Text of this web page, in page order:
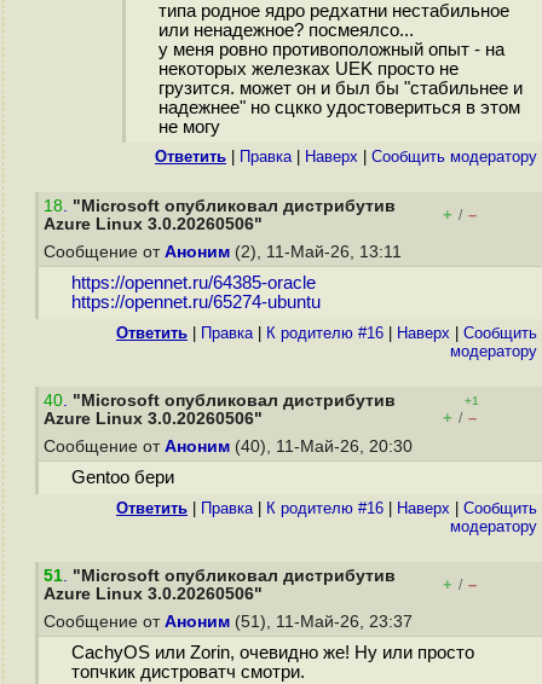
типа родное ядро редхатни нестабильное
или ненадежное? посмеялсо...
у меня ровно противоположный опыт - на
некоторых железках UEK просто не
грузится. может он и был бы "стабильнее и
надежнее" но сцкко удостовериться в этом
не могу
Ответить Правка| Наверх Cообщить модератору
18. "Microsoft опубликовал дистрибутив
Azure Linux 3.0.20260506"
+ / –
Сообщение от Аноним (2), 11-Май-26, 13:11
https://opennet.ru/64385-oracle
https://opennet.ru/65274-ubuntu
Ответить Правка| К родителю #16 Наверх
Cообщить
модератору
40. "Microsoft опубликовал дистрибутив
Azure Linux 3.0.20260506"
+1
+ / –
Сообщение от Аноним (40), 11-Май-26, 20:30
Gentoo бери
Ответить Правка| К родителю #16 Наверх
Cообщить
модератору
51. "Microsoft опубликовал дистрибутив
Azure Linux 3.0.20260506"
+ / –
Сообщение от Аноним (51), 11-Май-26, 23:37
CachyOS или Zorin, очевидно же! Ну или просто
топчкик дистроватч смотри.